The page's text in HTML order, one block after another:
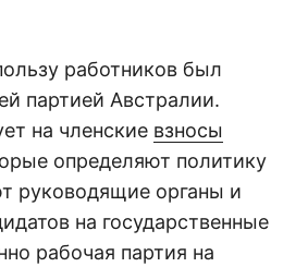
работников был
партией Австралии.
на членские взносы
определяют политику
руководящие органы и
на государственные
рабочая партия на